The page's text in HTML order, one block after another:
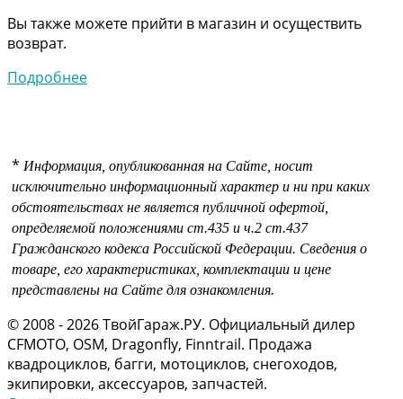
Вы также можете прийти в магазин и осуществить
возврат.
Подробнее
* Информация, опубликованная на Сайте, носит
исключительно информационный характер и ни при каких
обстоятельствах не является публичной офертой,
определяемой положениями ст.435 и ч.2 ст.437
Гражданского кодекса Российской Федерации. Сведения о
товаре, его характеристиках, комплектации и цене
представлены на Сайте для ознакомления.
© 2008 - 2026 ТвойГараж.РУ. Официальный дилер
CFMOTO, OSM, Dragonfly, Finntrail. Продажа
квадроциклов, багги, мотоциклов, снегоходов,
экипировки, аксессуаров, запчастей.